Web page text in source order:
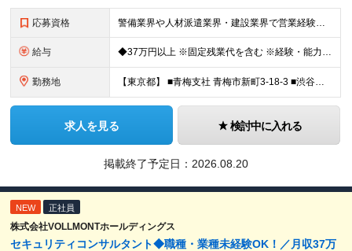
応募資格 警備業界や人材派遣業界・建設業界で営業経験がある方歓迎！ 管理職経験も活かせます◎ 【具体的には】 業界・職種未経験の方歓迎 ★要普通免許 ★学歴不問
給与 ◆37万円以上 ※固定残業代を含む ※経験・能力を考慮 ※決算賞与あり 【固定残業代】14万円/45時間 ※固定残業代は残業がない場合も支給し、超過分は別途支給する ※超過分は別途全額支給 ・一律手
勤務地 【東京都】 ■青梅支社 青梅市新町3-18-3 ■渋谷支社 渋谷区渋谷1-6-5 ■新宿支社 新宿区新宿3-11-10 ■池袋支社 豊島区東池袋1-35-5 ■両国支社 墨田区江東橋1-12-8KDビ
求人を見る 検討中に入れる
掲載終了予定日： 2026.08.20
NEW 正社員
株式会社VOLLMONTホールディングス
セキュリティコンサルタント◆職種・業種未経験OK！／月収37万